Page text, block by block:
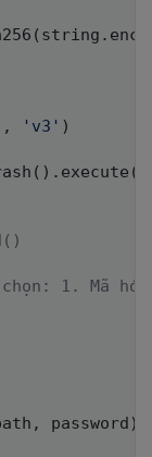
( string .
, 'v3' )
( ) . execute (
1. Mã
, password )